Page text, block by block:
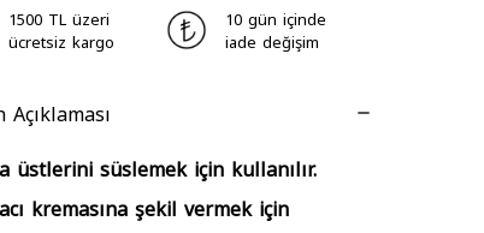
1500 TL üzeri
ücretsiz kargo
10 gün içinde
iade değişim
Açıklaması
üstlerini süslemek için kullanılır.
kremasına şekil vermek için